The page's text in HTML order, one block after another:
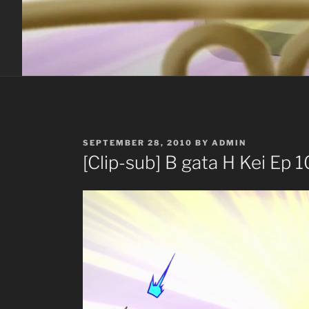
POSTED
ON
SEPTEMBER 28, 2010 BY ADMIN
[Clip-sub] B gata H Kei Ep